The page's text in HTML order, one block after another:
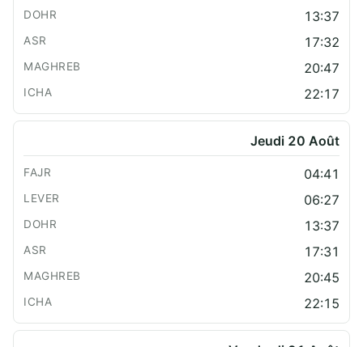
13:37
17:32
20:47
22:17
Jeudi 20 Août
04:41
06:27
13:37
17:31
20:45
22:15